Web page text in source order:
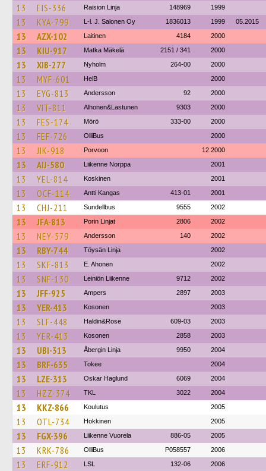
13 EIS-336 Raision Linja 148969 1999
13 KYA-799 L-l. J. Salonen Oy 1836013 1999 05.2015
13 AZX-102 Laitinen 4184 2000
13 KIU-917 Matka Mäkelä 2151 / 341 2000
13 XIB-277 Nyholm 264-00 2000
13 MYF-601 HelB 2000
13 EYG-813 Andersson 92 2000
13 VIT-811 Alhonen&Lastunen 9303 2000
13 FES-174 Mörö 333-00 2000
13 FEF-726 OlliBus 2000
13 JIK-918 Porvoon 12.2000
13 AIJ-580 Liikenne Norppa 2001
13 YEL-814 Koskinen 2001
13 OCF-114 Antti Kangas 413-01 2001
13 CHJ-211 Sundellbus 9555 2002
13 JFA-813 Porin Linjat 2806 2002
13 NEY-579 Andersson 140 2002
13 RBY-744 Töysän Linja 2002
13 SKF-813 E. Ahonen 2002
13 SNF-130 Leiniön Liikenne 9712 2002
13 JFF-925 Ampers 2897 2003
13 YER-413 Kosonen 2003
13 SLF-448 Haldin&Rose 609-03 2003
13 YER-413 Kosonen 2858 2003
13 UBI-313 Åbergin Linja 9950 2004
13 BRF-635 Tokee 2004
13 LZE-313 Oskar Haglund 6069 2004
13 HZZ-374 TKL 3022 2004
13 KKZ-866 Koulutus 2005
13 OTL-734 Hokkinen 2005
13 FGX-396 Liikenne Vuorela 886-05 2005
13 KRK-786 OlliBus P058557 2006
13 ERF-912 LSL 132-06 2006